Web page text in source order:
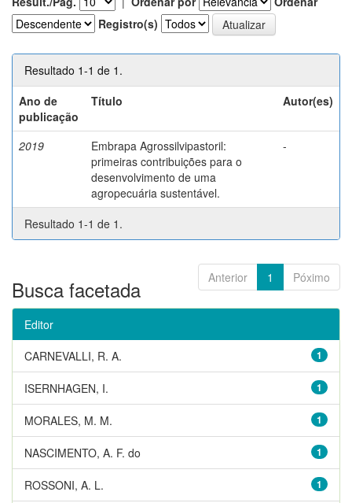
Registro(s)
Resultado 1-1 de 1.
Ano de
publicação
Título Autor(es)
2019
Embrapa Agrossilvipastoril:
primeiras contribuições para o
desenvolvimento de uma
agropecuária sustentável.
-
Resultado 1-1 de 1.
Anterior 1 Póximo
Busca facetada
Editor
1
CARNEVALLI, R. A.
1
ISERNHAGEN, I.
1
MORALES, M. M.
1
NASCIMENTO, A. F. do
1
ROSSONI, A. L.